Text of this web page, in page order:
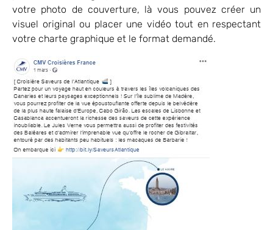
votre photo de couverture, là vous pouvez créer un
visuel original ou placer une vidéo tout en respectant
votre charte graphique et le format demandé.